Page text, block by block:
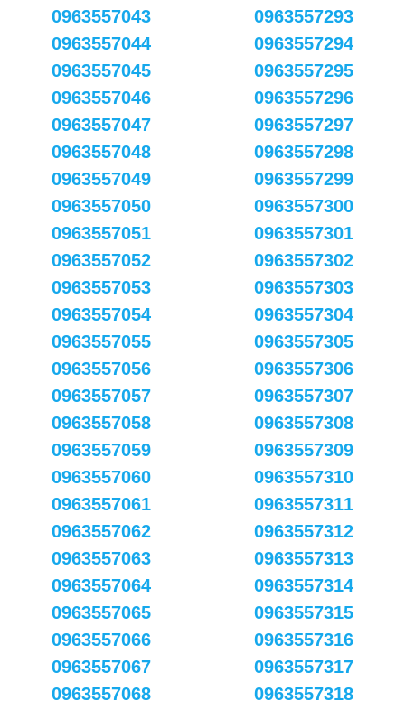
0963557043
0963557044
0963557045
0963557046
0963557047
0963557048
0963557049
0963557050
0963557051
0963557052
0963557053
0963557054
0963557055
0963557056
0963557057
0963557058
0963557059
0963557060
0963557061
0963557062
0963557063
0963557064
0963557065
0963557066
0963557067
0963557068
0963557293
0963557294
0963557295
0963557296
0963557297
0963557298
0963557299
0963557300
0963557301
0963557302
0963557303
0963557304
0963557305
0963557306
0963557307
0963557308
0963557309
0963557310
0963557311
0963557312
0963557313
0963557314
0963557315
0963557316
0963557317
0963557318